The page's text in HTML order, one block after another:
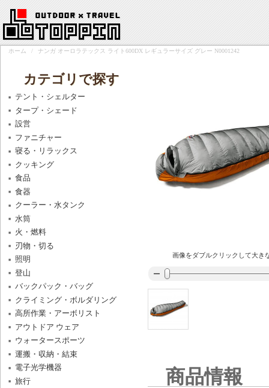
ホーム / ナンガ オーロラテックス ライト600DX レギュラーサイズ グレー N0001242
画像をダブルクリックして大き
商品情報
カテゴリで探す
テント・シェルター
タープ・シェード
設営
ファニチャー
寝る・リラックス
クッキング
食品
食器
クーラー・水タンク
水筒
火・燃料
刃物・切る
照明
登山
バックパック・バッグ
クライミング・ボルダリング
高所作業・アーボリスト
アウトドア ウェア
ウォータースポーツ
運搬・収納・結束
電子光学機器
旅行